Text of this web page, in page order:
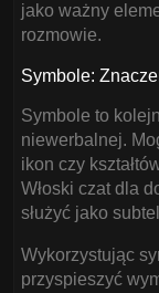
jako ważny
rozmowie.
Symbole:
Symbole to
niewerbalnej.
ikon czy
Włoski czat dla
służyć jako
Wykorzystując
przyspieszyć